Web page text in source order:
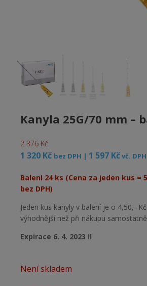
Kanyla 25G/70 mm –
2 376Kč
Původní
byla:
2
376 Kč.
1 320 KčAktuální
je:
1
320 Kč.
bez DPH | 1 597 Kčvč. DPH
Balení 24 ks (Cena za jeden kus =
bez DPH)
Jeden kus kanyly v balení je o 4,50,-
výhodnější než při nákupu
Expirace 6. 4. 2023 !!
Není skladem